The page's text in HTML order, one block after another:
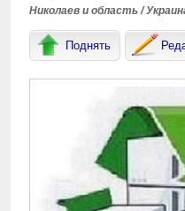
Николаев и область /
Поднять